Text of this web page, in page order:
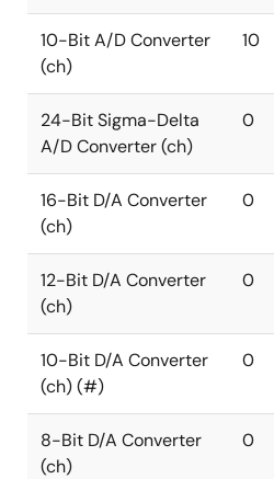
10-Bit A/D Converter
(ch)
10
24-Bit Sigma-Delta
A/D Converter (ch)
0
16-Bit D/A Converter
(ch)
0
12-Bit D/A Converter
(ch)
0
10-Bit D/A Converter
(ch) (#)
0
8-Bit D/A Converter
(ch)
0